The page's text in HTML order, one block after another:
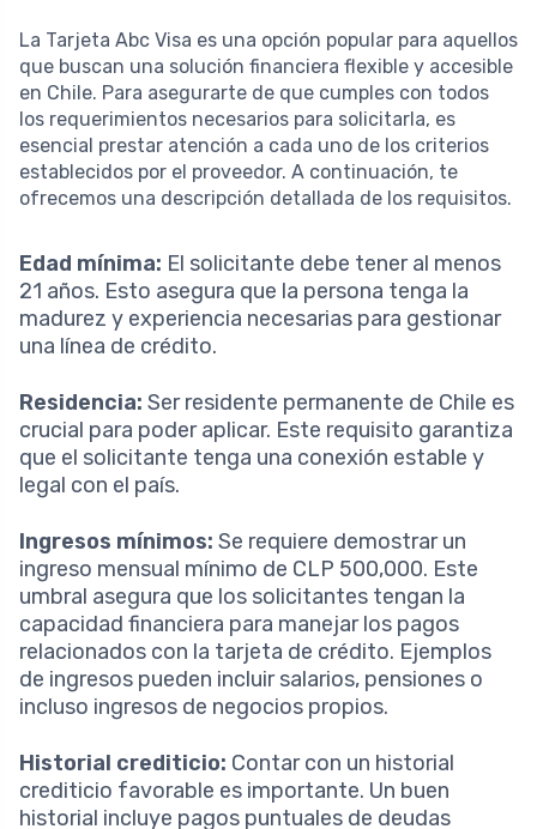
La Tarjeta Abc Visa es una opción popular para aquellos
que buscan una solución financiera flexible y accesible
en Chile. Para asegurarte de que cumples con todos
los requerimientos necesarios para solicitarla, es
esencial prestar atención a cada uno de los criterios
establecidos por el proveedor. A continuación, te
ofrecemos una descripción detallada de los requisitos.
Edad mínima: El solicitante debe tener al menos
21 años. Esto asegura que la persona tenga la
madurez y experiencia necesarias para gestionar
una línea de crédito.
Residencia: Ser residente permanente de Chile es
crucial para poder aplicar. Este requisito garantiza
que el solicitante tenga una conexión estable y
legal con el país.
Ingresos mínimos: Se requiere demostrar un
ingreso mensual mínimo de CLP 500,000. Este
umbral asegura que los solicitantes tengan la
capacidad financiera para manejar los pagos
relacionados con la tarjeta de crédito. Ejemplos
de ingresos pueden incluir salarios, pensiones o
incluso ingresos de negocios propios.
Historial crediticio: Contar con un historial
crediticio favorable es importante. Un buen
historial incluye pagos puntuales de deudas